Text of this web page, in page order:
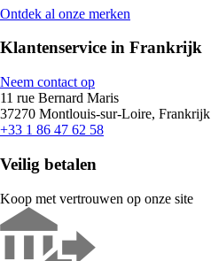
Ontdek al onze merken
Klantenservice in Frankrijk
Neem contact op
11 rue Bernard Maris
37270 Montlouis-sur-Loire, Frankrijk
+33 1 86 47 62 58
Veilig betalen
Koop met vertrouwen op onze site